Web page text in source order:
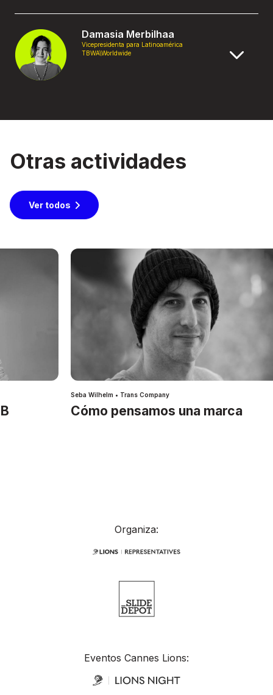
Damasia Merbilhaa
Vicepresidenta para Latinoamérica
TBWA\Worldwide
Otras actividades
Ver todos
Seba Wilhelm • Trans Company
Cómo pensamos una marca
Organiza:
Eventos Cannes Lions: